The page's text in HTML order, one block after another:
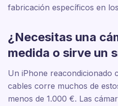
fabricación específicos en
¿Necesitas una
medida o sirve un
Un iPhone reacondicionado
cables corre muchos de
menos de 1.000 €. Las